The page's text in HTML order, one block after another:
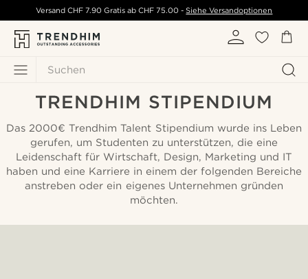
Suchen
Versand CHF 7.90 Gratis ab CHF 75.00 - Siehe Versandoptionen
TRENDHIM STIPENDIUM
Das 2000€ Trendhim Talent Stipendium wurde ins Leben
gerufen, um Studenten zu unterstützen, die eine
Leidenschaft für Wirtschaft, Design, Marketing und IT
haben und eine Karriere in einem der folgenden Bereiche
anstreben oder ein eigenes Unternehmen gründen
möchten.